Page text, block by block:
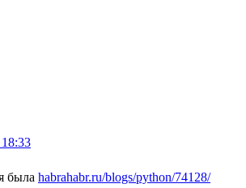
была habrahabr.ru/blogs/python/74128/